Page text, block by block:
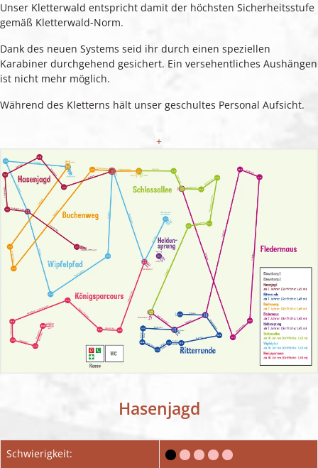
Unser Kletterwald entspricht damit der höchsten Sicherheitsstufe
gemäß Kletterwald-Norm.
Dank des neuen Systems seid ihr durch einen speziellen
Karabiner durchgehend gesichert. Ein versehentliches Aushängen
ist nicht mehr möglich.
Während des Kletterns hält unser geschultes Personal Aufsicht.
+
Hasenjagd
Schwierigkeit: